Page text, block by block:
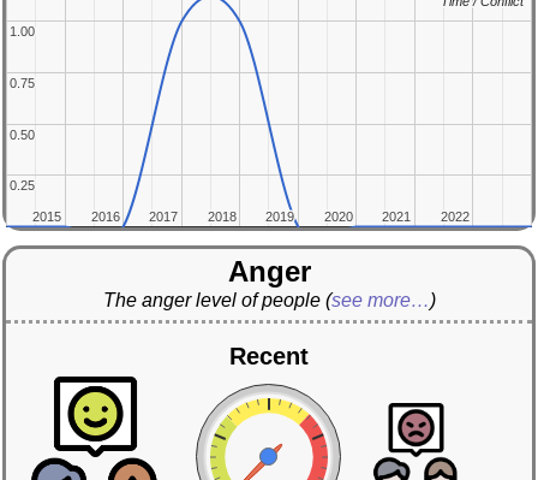
2015
2015 2016
2016 2017
2017 2018
2018 2019
2019 2020
2020 2021
2021 2022
2022
0.25
0.25
0.50
0.50
0.75
0.75
1.00
1.00
Anger
The anger level of people (see more…)
Recent